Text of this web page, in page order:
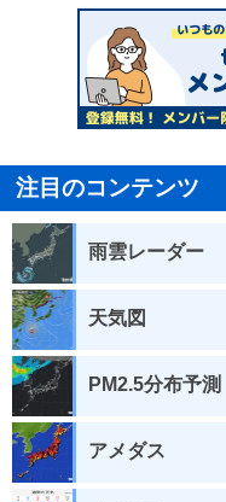
注目のコンテンツ
雨雲レーダー
天気図
PM2.5分布予測
アメダス